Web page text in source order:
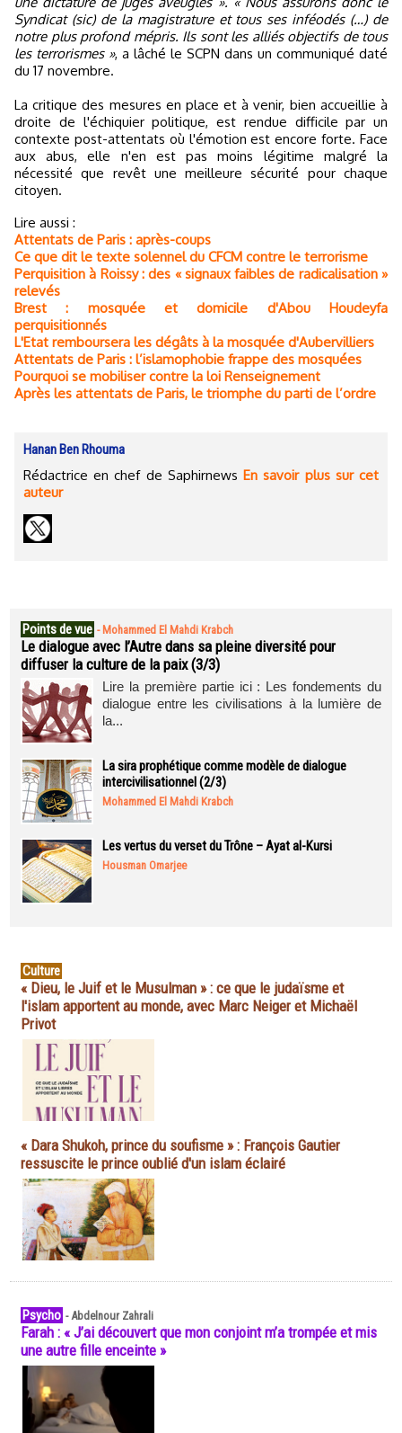
Syndicat (sic) de la magistrature et tous ses inféodés (…) de
notre plus profond mépris. Ils sont les alliés objectifs de tous
les terrorismes », a lâché le SCPN dans un communiqué daté
du 17 novembre.
La critique des mesures en place et à venir, bien accueillie à
droite de l'échiquier politique, est rendue difficile par un
contexte post-attentats où l'émotion est encore forte. Face
aux abus, elle n'en est pas moins légitime malgré la
nécessité que revêt une meilleure sécurité pour chaque
citoyen.
Lire aussi :
Attentats de Paris : après-coups
Ce que dit le texte solennel du CFCM contre le terrorisme
Perquisition à Roissy : des « signaux faibles de radicalisation »
relevés
Brest : mosquée et domicile d'Abou Houdeyfa
perquisitionnés
L'Etat remboursera les dégâts à la mosquée d'Aubervilliers
Attentats de Paris : l’islamophobie frappe des mosquées
Pourquoi se mobiliser contre la loi Renseignement
Après les attentats de Paris, le triomphe du parti de l’ordre
Hanan Ben Rhouma
Rédactrice en chef de SaphirnewsEn savoir plus sur cet
auteur
Points de vue - Mohammed El Mahdi Krabch
Le dialogue avec l’Autre dans sa pleine diversité pour
diffuser la culture de la paix (3/3)
Lire la première partie ici : Les fondements du
dialogue entre les civilisations à la lumière de
la...
La sira prophétique comme modèle de dialogue
intercivilisationnel (2/3)
Mohammed El Mahdi Krabch
Les vertus du verset du Trône – Ayat al-Kursi
Housman Omarjee
Culture
« Dieu, le Juif et le Musulman » : ce que le judaïsme et
l'islam apportent au monde, avec Marc Neiger et Michaël
Privot
« Dara Shukoh, prince du soufisme » : François Gautier
ressuscite le prince oublié d'un islam éclairé
Psycho -Abdelnour Zahrali
Farah : « J’ai découvert que mon conjoint m’a trompée et mis
une autre fille enceinte »